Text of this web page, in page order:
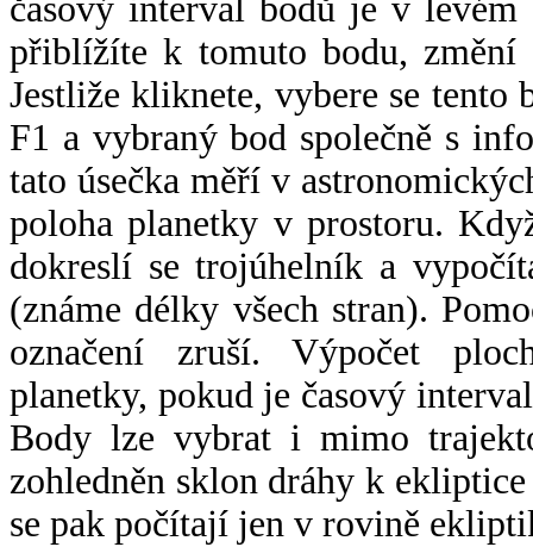
časový interval bodů je v
přiblížíte k tomuto bodu,
Jestliže kliknete, vybere se tento
F1 a vybraný bod společně s
tato úsečka měří v
poloha planetky v prostoru.
dokreslí se trojúhelník a
(známe délky všech stran).
označení zruší. Výpočet
planetky, pokud je časový
Body lze vybrat i mimo
zohledněn sklon dráhy k
se pak počítají jen v rovině